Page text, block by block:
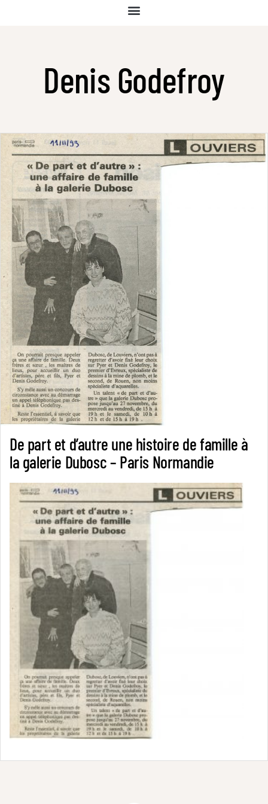
Denis Godefroy
De part et d’autre une histoire de famille à
la galerie Dubosc – Paris Normandie